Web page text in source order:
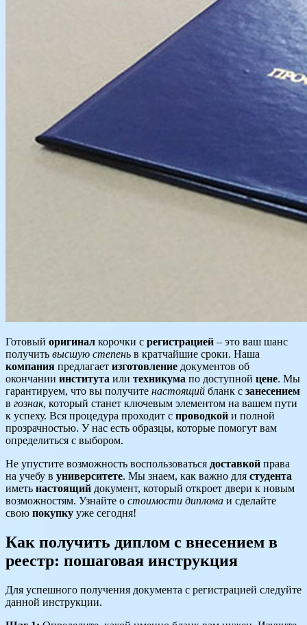
Готовый оригинал корочки с регистрацией – это ваш шанс
получить высшую степень в кратчайшие сроки. Наша
компания предлагает изготовление документов об
окончании института или техникума по доступной цене. Мы
гарантируем, что вы получите настоящий бланк с занесением
в гознак, который станет ключевым элементом на вашем пути
к успеху. Вся процедура проходит с проводкой и полной
прозрачностью. У нас есть образцы, которые помогут вам
определиться с выбором.
Не упустите возможность воспользоваться доставкой права
на учебу в университете. Мы знаем, как важно для студента
иметь настоящий документ, который откроет двери к новым
возможностям. Узнайте о стоимости диплома и сделайте
свою покупку уже сегодня!
Как получить диплом с внесением в
реестр: пошаговая инструкция
Для успешного получения документа с регистрацией следуйте
данной инструкции.